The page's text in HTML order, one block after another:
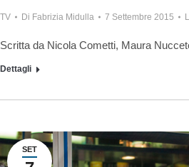
TV Di Fabrizia Midulla 7 Settembre 2015
Scritta da Nicola Cometti, Maura
Dettagli
SET